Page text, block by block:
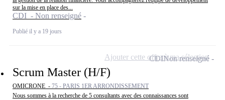
sur la mise en place des...
CDI - Non renseigné
Publié il y a 19 jours
Scrum Master (H/F)
OMICRONE - 75 - PARIS 1ER ARRONDISSEMENT
Nous sommes à la recherche de 5 consultants avec des connaissances sont
CDINon renseigné
Ajouter cette offre à ma sélection